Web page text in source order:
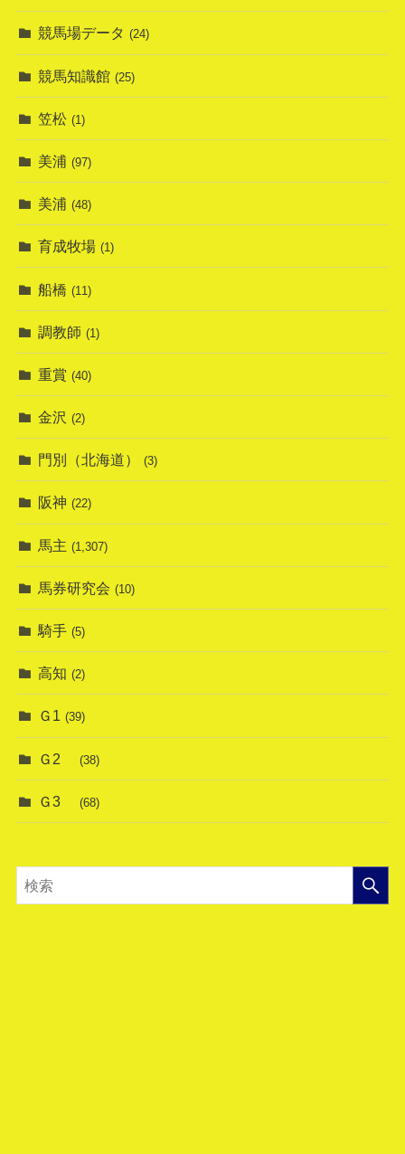
競馬場データ (24)
競馬知識館 (25)
笠松 (1)
美浦 (97)
美浦 (48)
育成牧場 (1)
船橋 (11)
調教師 (1)
重賞 (40)
金沢 (2)
門別（北海道） (3)
阪神 (22)
馬主 (1,307)
馬券研究会 (10)
騎手 (5)
高知 (2)
Ｇ1 (39)
Ｇ2 (38)
Ｇ3 (68)